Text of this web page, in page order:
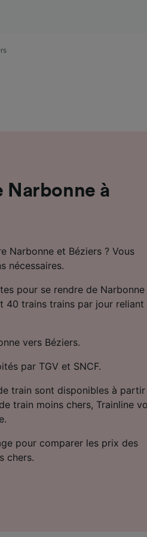
Narbonne à
Narbonne et Béziers ? Vous
nécessaires.
pour se rendre de Narbonne
40 trains trains par jour reliant
vers Béziers.
par TGV et SNCF.
train sont disponibles à
train moins chers, Trainline
pour comparer les prix des
chers.